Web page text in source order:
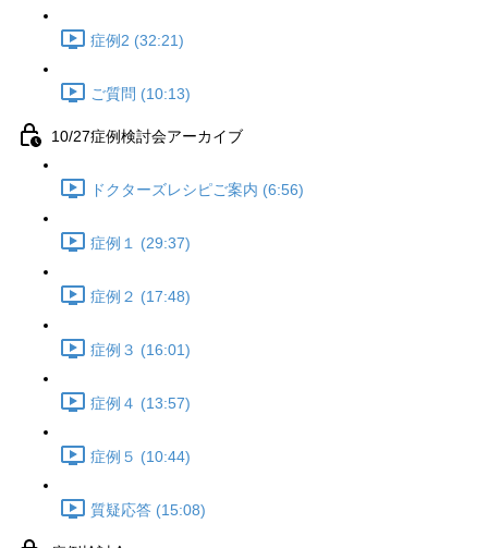
症例2 (32:21)
ご質問 (10:13)
10/27症例検討会アーカイブ
ドクターズレシピご案内 (6:56)
症例１ (29:37)
症例２ (17:48)
症例３ (16:01)
症例４ (13:57)
症例５ (10:44)
質疑応答 (15:08)